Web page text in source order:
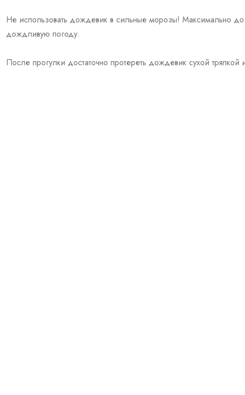
Не использовать дождевик в сильные морозы! Максимально до
дождливую погоду.
После прогулки достаточно протереть дождевик сухой тряпкой